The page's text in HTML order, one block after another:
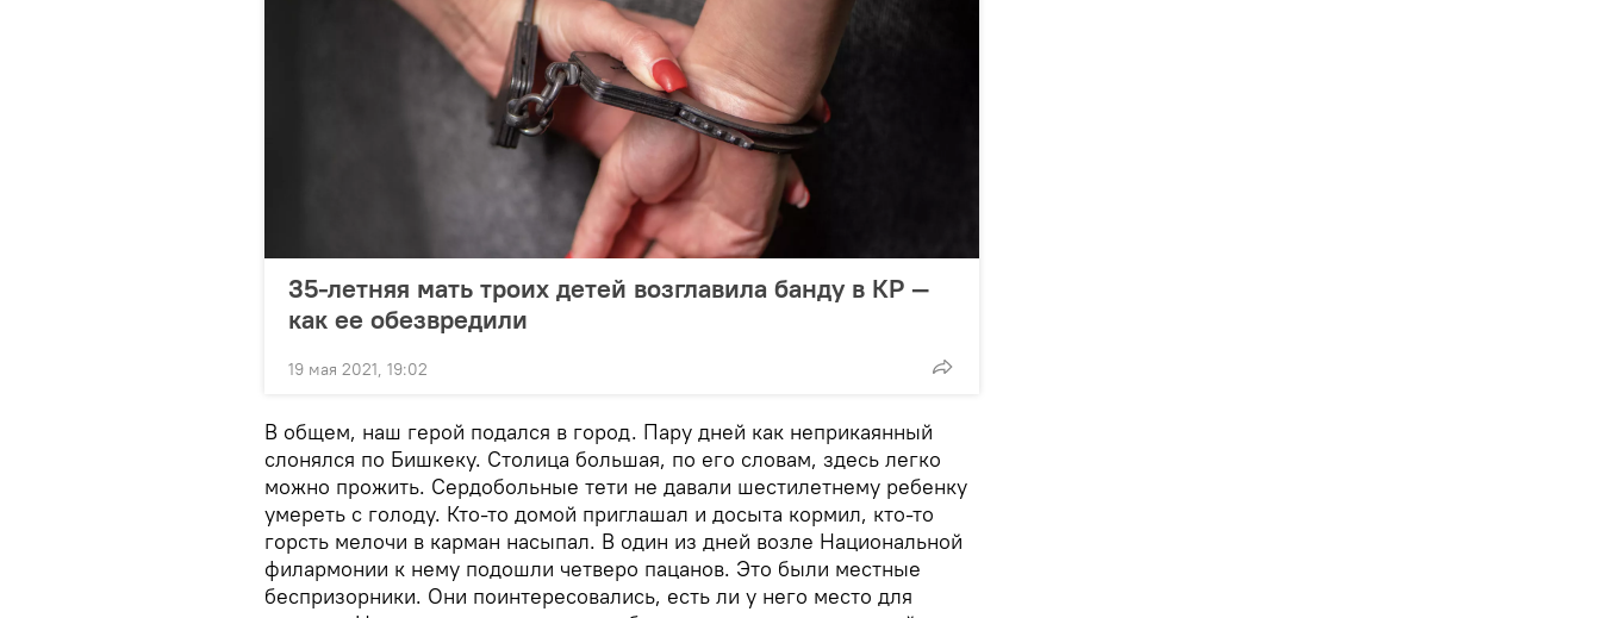
35-летняя мать троих детей возглавила банду в КР —
как ее обезвредили
19 мая 2021, 19:02
В общем, наш герой подался в город. Пару дней как неприкаянный
слонялся по Бишкеку. Столица большая, по его словам, здесь легко
можно прожить. Сердобольные тети не давали шестилетнему ребенку
умереть с голоду. Кто-то домой приглашал и досыта кормил, кто-то
горсть мелочи в карман насыпал. В один из дней возле Национальной
филармонии к нему подошли четверо пацанов. Это были местные
беспризорники. Они поинтересовались, есть ли у него место для